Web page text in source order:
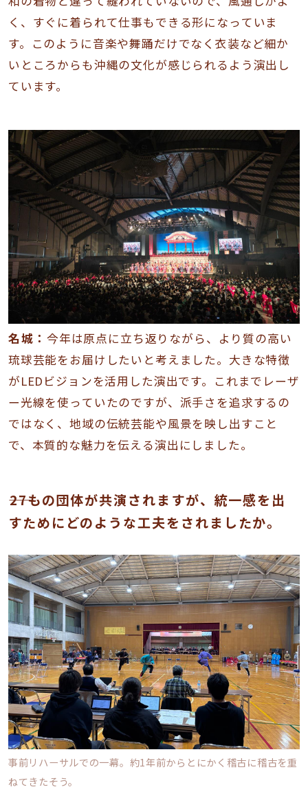
く、すぐに着られて仕事もできる形になっていま
す。このように音楽や舞踊だけでなく衣装など細か
いところからも沖縄の文化が感じられるよう演出し
ています。
名城： 今年は原点に立ち返りながら、より質の高い
琉球芸能をお届けしたいと考えました。大きな特徴
がLEDビジョンを活用した演出です。これまでレーザ
ー光線を使っていたのですが、派手さを追求するの
ではなく、地域の伝統芸能や風景を映し出すこと
で、本質的な魅力を伝える演出にしました。
――27もの団体が共演されますが、統一感を出
すためにどのような工夫をされましたか。
事前リハーサルでの一幕。約1年前からとにかく稽古に稽古を重
ねてきたそう。